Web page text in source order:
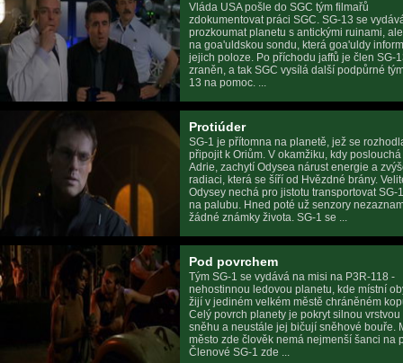
Vláda USA pošle do SGC tým filmařů
zdokumentovat práci SGC. SG-13 se
prozkoumat planetu s antickými ruinami,
na goa'uldskou sondu, která goa'uldy
jejich poloze. Po příchodu jaffů je člen SG-
zraněn, a tak SGC vysílá další podpůrné
13 na pomoc. ...
Protiúder
SG-1 je přítomna na planetě, jež se
připojit k Oriům. V okamžiku, kdy
Adrie, zachytí Odysea nárust energie a
radiaci, která se šíří od Hvězdné brány.
Odysey nechá pro jistotu transportovat SG-
na palubu. Hned poté už senzory
žádné známky života. SG-1 se ...
Pod povrchem
Tým SG-1 se vydává na misi na P3R-118 -
nehostinnou ledovou planetu, kde místní
žijí v jediném velkém městě chráněném
Celý povrch planety je pokryt silnou vrstvou
sněhu a neustále jej bičují sněhové bouře.
město zde člověk nemá nejmenší šanci na
Členové SG-1 zde ...